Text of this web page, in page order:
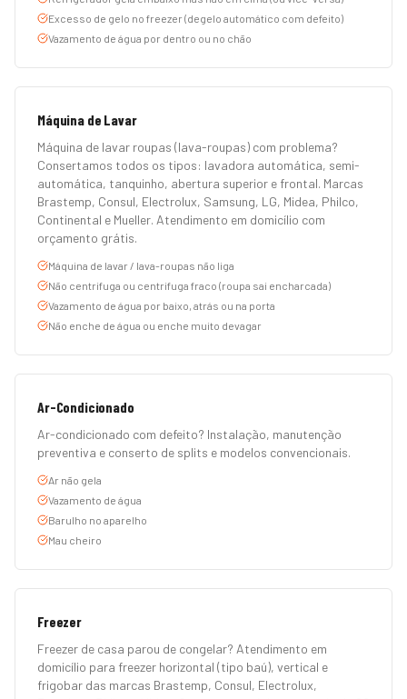
Excesso de gelo no freezer (degelo automático com defeito)
Vazamento de água por dentro ou no chão
Máquina de Lavar
Máquina de lavar roupas (lava-roupas) com problema?
Consertamos todos os tipos: lavadora automática, semi-
automática, tanquinho, abertura superior e frontal. Marcas
Brastemp, Consul, Electrolux, Samsung, LG, Midea, Philco,
Continental e Mueller. Atendimento em domicílio com
orçamento grátis.
Máquina de lavar / lava-roupas não liga
Não centrifuga ou centrifuga fraco (roupa sai encharcada)
Vazamento de água por baixo, atrás ou na porta
Não enche de água ou enche muito devagar
Ar-Condicionado
Ar-condicionado com defeito? Instalação, manutenção
preventiva e conserto de splits e modelos convencionais.
Ar não gela
Vazamento de água
Barulho no aparelho
Mau cheiro
Freezer
Freezer de casa parou de congelar? Atendimento em
domicílio para freezer horizontal (tipo baú), vertical e
frigobar das marcas Brastemp, Consul, Electrolux,